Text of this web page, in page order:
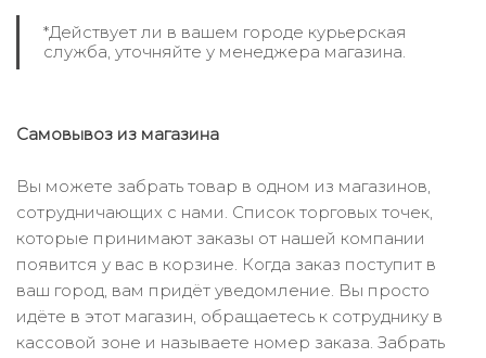
*Действует ли в вашем городе курьерская
служба, уточняйте у менеджера магазина.
Самовывоз из магазина
Вы можете забрать товар в одном из магазинов,
сотрудничающих с нами. Список торговых точек,
которые принимают заказы от нашей компании
появится у вас в корзине. Когда заказ поступит в
ваш город, вам придёт уведомление. Вы просто
идёте в этот магазин, обращаетесь к сотруднику в
кассовой зоне и называете номер заказа. Забрать